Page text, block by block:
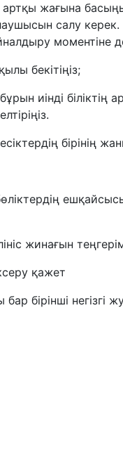
артқы жағына
салу керек.
моментіне
бекітіңіз;
иінді біліктің
бірінің
бөліктердің
жинағын
қажет
бар бірінші